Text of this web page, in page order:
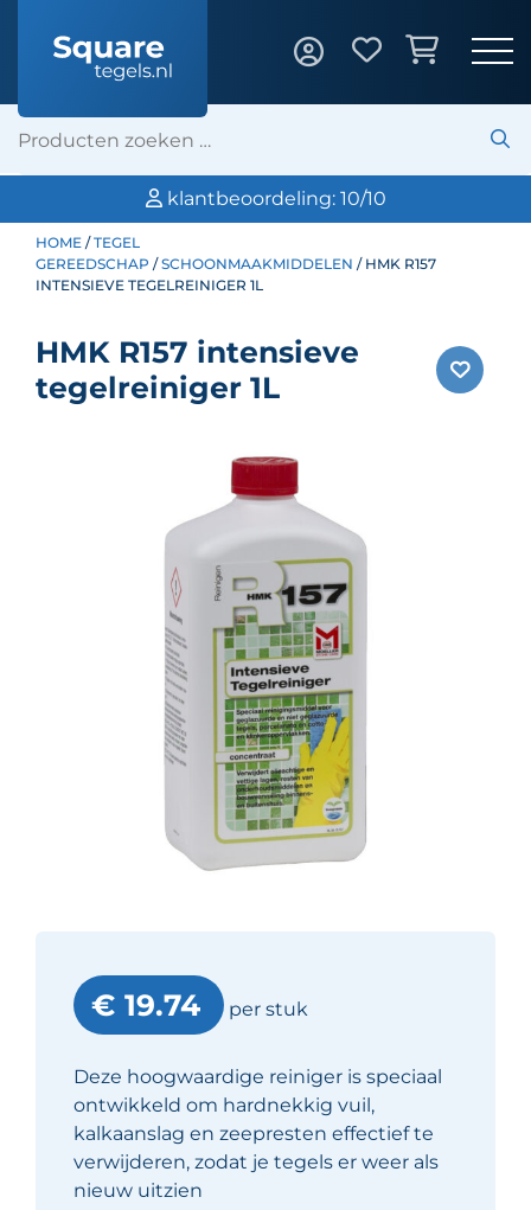
klantbeoordeling: 10/10
HOME /TEGEL
GEREEDSCHAP /SCHOONMAAKMIDDELEN / HMK R157
INTENSIEVE TEGELREINIGER 1L
HMK R157 intensieve
tegelreiniger 1L
€ 19.74 per stuk
Deze hoogwaardige reiniger is speciaal
ontwikkeld om hardnekkig vuil,
kalkaanslag en zeepresten effectief te
verwijderen, zodat je tegels er weer als
nieuw uitzien